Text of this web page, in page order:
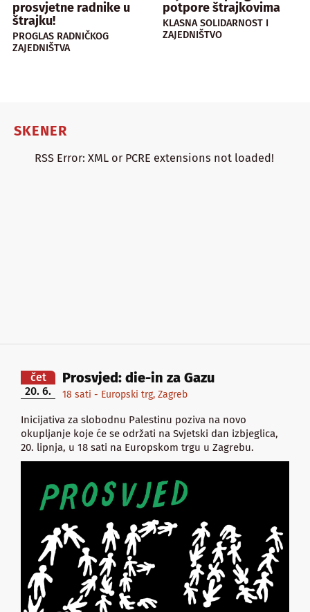
prosvjetne radnike u
štrajku!
PROGLAS RADNIČKOG
ZAJEDNIŠTVA
potpore štrajkovima
KLASNA SOLIDARNOST I
ZAJEDNIŠTVO
SKENER
RSS Error: XML or PCRE extensions not loaded!
čet
20. 6.
Prosvjed: die-in za Gazu
18 sati - Europski trg, Zagreb
Inicijativa za slobodnu Palestinu poziva na novo
okupljanje koje će se održati na Svjetski dan izbjeglica,
20. lipnja, u 18 sati na Europskom trgu u Zagrebu.